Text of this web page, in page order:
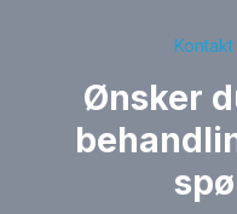
Ønsker